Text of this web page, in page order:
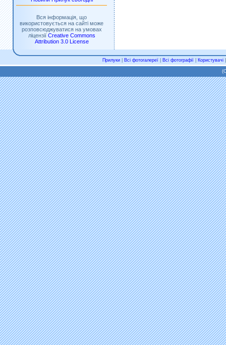
Вся інформація, що
використовується на сайті може
розповсюджуватися на умовах
ліцензії Creative Commons
Attribution 3.0 License
Прилуки| Всі фотогалереї| Всі фотографії| Користувачі